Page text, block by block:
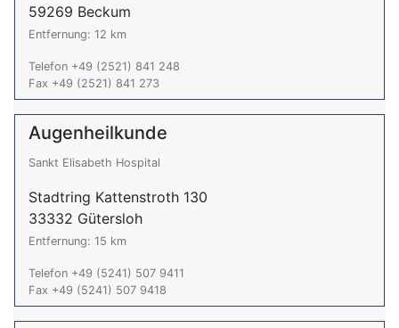
59269 Beckum
Entfernung: 12 km
Telefon +49 (2521) 841 248
Fax +49 (2521) 841 273
Augenheilkunde
Sankt Elisabeth Hospital
Stadtring Kattenstroth 130
33332 Gütersloh
Entfernung: 15 km
Telefon +49 (5241) 507 9411
Fax +49 (5241) 507 9418